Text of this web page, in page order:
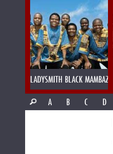
LADYSMITH BLACK MAMBAZO
A
B C D